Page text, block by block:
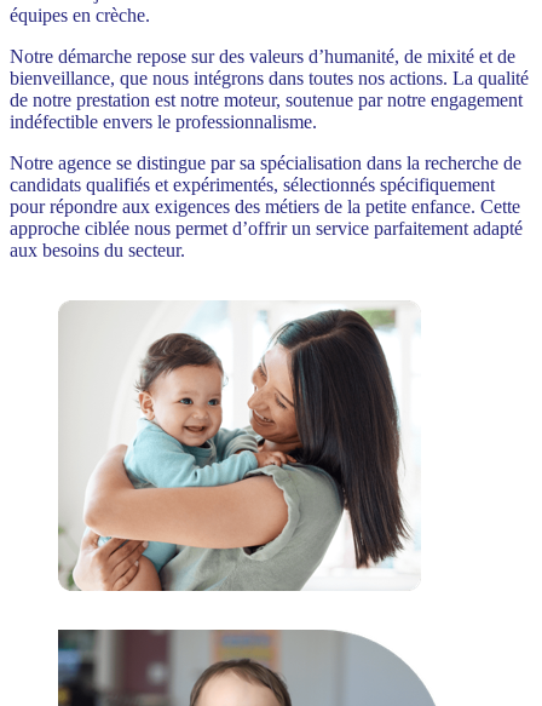
équipes en crèche.
Notre démarche repose sur des valeurs d’humanité, de mixité et de
bienveillance, que nous intégrons dans toutes nos actions. La qualité
de notre prestation est notre moteur, soutenue par notre engagement
indéfectible envers le professionnalisme.
Notre agence se distingue par sa spécialisation dans la recherche de
candidats qualifiés et expérimentés, sélectionnés spécifiquement
pour répondre aux exigences des métiers de la petite enfance. Cette
approche ciblée nous permet d’offrir un service parfaitement adapté
aux besoins du secteur.